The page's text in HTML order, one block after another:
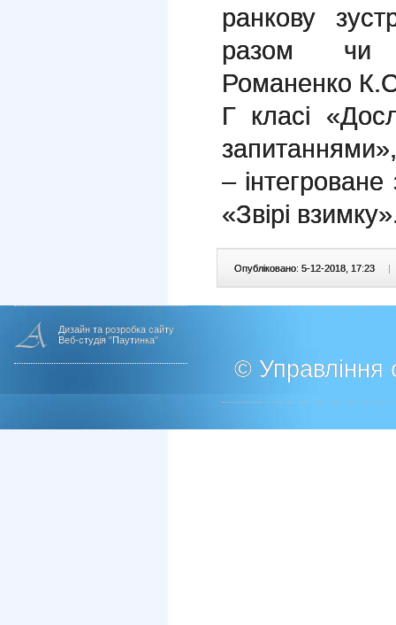
ранкову
разом чи
Романенко
Г класі
–
«Звірі
Опубліковано: 5-12-2018, 17:23 |
Дизайн та розробка сайту
Веб-студія "Паутинка"
© Управління